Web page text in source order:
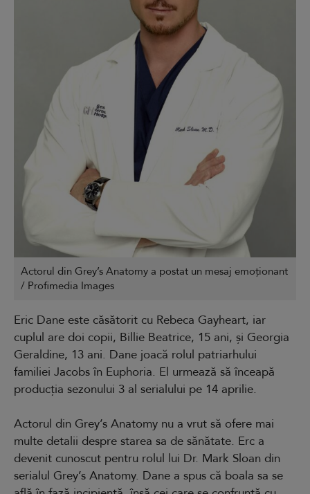
Actorul din Grey’s Anatomy a postat un mesaj emoționant
/ Profimedia Images
Eric Dane este căsătorit cu Rebeca Gayheart, iar
cuplul are doi copii, Billie Beatrice, 15 ani, și Georgia
Geraldine, 13 ani. Dane joacă rolul patriarhului
familiei Jacobs în Euphoria. El urmează să înceapă
producția sezonului 3 al serialului pe 14 aprilie.
Actorul din Grey’s Anatomy nu a vrut să ofere mai
multe detalii despre starea sa de sănătate. Erc a
devenit cunoscut pentru rolul lui Dr. Mark Sloan din
serialul Grey’s Anatomy. Dane a spus că boala sa se